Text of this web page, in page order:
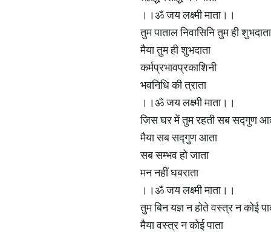
।।ॐ जय लक्ष्मी माता।।
तुम पाताल निवासिनि तुम ही शुभदाता
मैया तुम ही शुभदाता
कर्मप्रभावप्रकाशिनी
भवनिधि की त्राता
।।ॐ जय लक्ष्मी माता।।
जिस घर में तुम रहती सब सद्गुण
मैया सब सद्गुण आता
सब सम्भव हो जाता
मन नहीं घबराता
।।ॐ जय लक्ष्मी माता।।
तुम बिन यज्ञ न होते वस्त्र न कोई
मैया वस्त्र न कोई पाता